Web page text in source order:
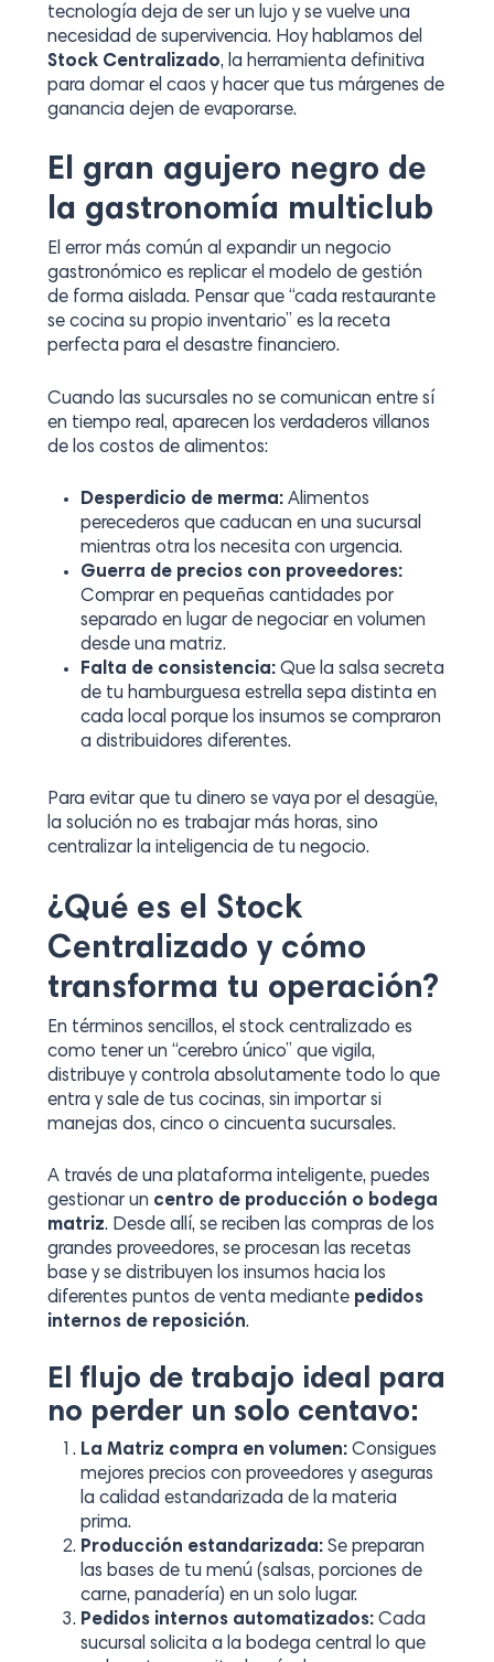
tecnología deja de ser un lujo y se vuelve una
necesidad de supervivencia. Hoy hablamos del
Stock Centralizado, la herramienta definitiva
para domar el caos y hacer que tus márgenes de
ganancia dejen de evaporarse.
El gran agujero negro de
la gastronomía multiclub
El error más común al expandir un negocio
gastronómico es replicar el modelo de gestión
de forma aislada. Pensar que “cada restaurante
se cocina su propio inventario” es la receta
perfecta para el desastre financiero.
Cuando las sucursales no se comunican entre sí
en tiempo real, aparecen los verdaderos villanos
de los costos de alimentos:
Desperdicio de merma:Alimentos
perecederos que caducan en una sucursal
mientras otra los necesita con urgencia.
Guerra de precios con proveedores:
Comprar en pequeñas cantidades por
separado en lugar de negociar en volumen
desde una matriz.
Falta de consistencia:Que la salsa secreta
de tu hamburguesa estrella sepa distinta en
cada local porque los insumos se compraron
a distribuidores diferentes.
Para evitar que tu dinero se vaya por el desagüe,
la solución no es trabajar más horas, sino
centralizar la inteligencia de tu negocio.
¿Qué es el Stock
Centralizado y cómo
transforma tu operación?
En términos sencillos, el stock centralizado es
como tener un “cerebro único” que vigila,
distribuye y controla absolutamente todo lo que
entra y sale de tus cocinas, sin importar si
manejas dos, cinco o cincuenta sucursales.
A través de una plataforma inteligente, puedes
gestionar un centro de producción o bodega
matriz. Desde allí, se reciben las compras de los
grandes proveedores, se procesan las recetas
base y se distribuyen los insumos hacia los
diferentes puntos de venta mediante pedidos
internos de reposición.
El flujo de trabajo ideal para
no perder un solo centavo:
La Matriz compra en volumen:Consigues
mejores precios con proveedores y aseguras
la calidad estandarizada de la materia
prima.
Producción estandarizada:Se preparan
las bases de tu menú (salsas, porciones de
carne, panadería) en un solo lugar.
Pedidos internos automatizados:Cada
sucursal solicita a la bodega central lo que